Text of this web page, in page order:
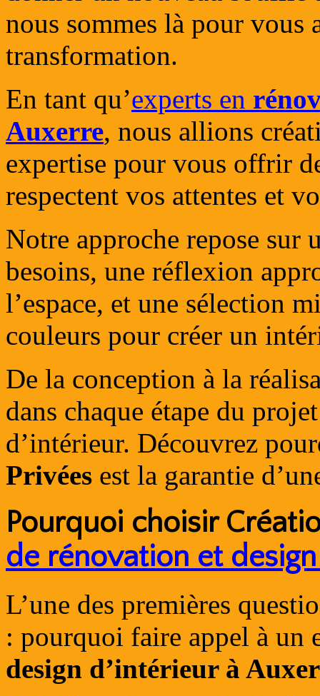
nous sommes là pour vous
transformation.
En tant qu’experts en
Auxerre, nous allions
expertise pour vous offrir
respectent vos attentes et
Notre approche repose sur
besoins, une réflexion
l’espace, et une sélection
couleurs pour créer un
De la conception à la
dans chaque étape du
d’intérieur. Découvrez
Privées est la garantie
Pourquoi choisir
de rénovation et
L’une des premières
: pourquoi faire appel à un
design d’intérieur à